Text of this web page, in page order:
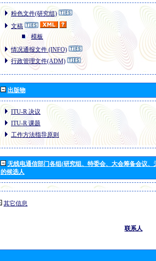
粉色文件(研究组)
文稿
模板
情况通报文件 (INFO)
行政管理文件(ADM)
出版物
ITU-R 决议
ITU-R 课题
工作方法指导原则
无线电通信部门各组(研究组、特委会、大会筹备会议
的候选人
其它信息
联系人